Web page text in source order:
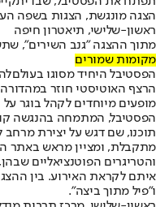
הצגה מונגשת, הצגות בשפה
ראשון-שלישי, תיאטרון חיפה
מתוך ההצגה "גנב השירים",
מקומות שמורים
הפסטיבל היחיד מסוגו בעולם
הרצף האוטיסטי חוזר
מופעים מיוחדים לקהל בוגר על הרצף
הפסטיבל, המתמחה בהנגשה
תוכנו, שם דגש על יצירת מרחב
מתקבלת, ומציין מראש באתר
והטריגרים הפוטנציאליים
איתם לקראת האירוע. בין
ו"פיל מתוך ביצה".